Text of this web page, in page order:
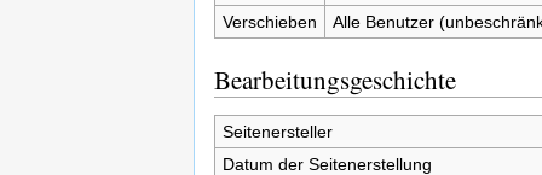
Verschieben
Alle Benutzer
Bearbeitungsgeschichte
Seitenersteller
Datum der Seitenerstellung